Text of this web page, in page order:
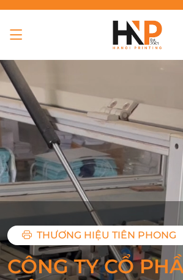
THƯƠNG HIỆU TIÊN PHONG
CÔNG TY CỔ